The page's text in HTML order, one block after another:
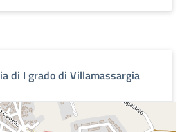
di I grado di Villamassargia